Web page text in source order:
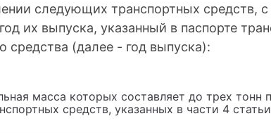
следующих транспортных средств,
их выпуска, указанный в паспорте
средства (далее - год выпуска):
масса которых составляет до трех тонн
средств, указанных в части 4